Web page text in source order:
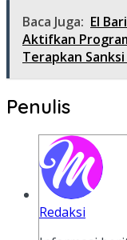
Baca Juga: El
Aktifkan
Terapkan Sanksi
Penulis
Redaksi